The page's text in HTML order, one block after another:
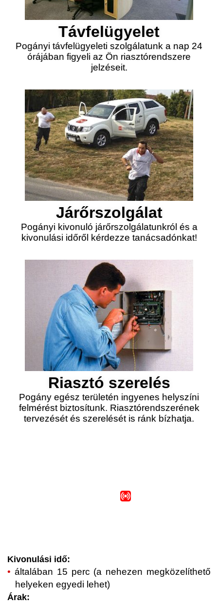
Távfelügyelet
Pogányi távfelügyeleti szolgálatunk a nap 24
órájában figyeli az Ön riasztórendszere
jelzéseit.
Járőrszolgálat
Pogányi kivonuló járőrszolgálatunkról és a
kivonulási időről kérdezze tanácsadónkat!
Riasztó szerelés
Pogány egész területén ingyenes helyszíni
felmérést biztosítunk. Riasztórendszerének
tervezését és szerelését is ránk bízhatja.
Kivonulási idő:
általában 15 perc (a nehezen megközelíthető
helyeken egyedi lehet)
Árak: